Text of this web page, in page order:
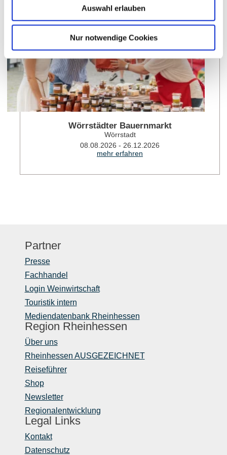
Auswahl erlauben
Nur notwendige Cookies
Wörrstädter Bauernmarkt
Wörrstadt
08.08.2026 - 26.12.2026
mehr erfahren
Partner
Presse
Fachhandel
Login Weinwirtschaft
Touristik intern
Mediendatenbank Rheinhessen
Region Rheinhessen
Über uns
Rheinhessen AUSGEZEICHNET
Reiseführer
Shop
Newsletter
Regionalentwicklung
Legal Links
Kontakt
Datenschutz